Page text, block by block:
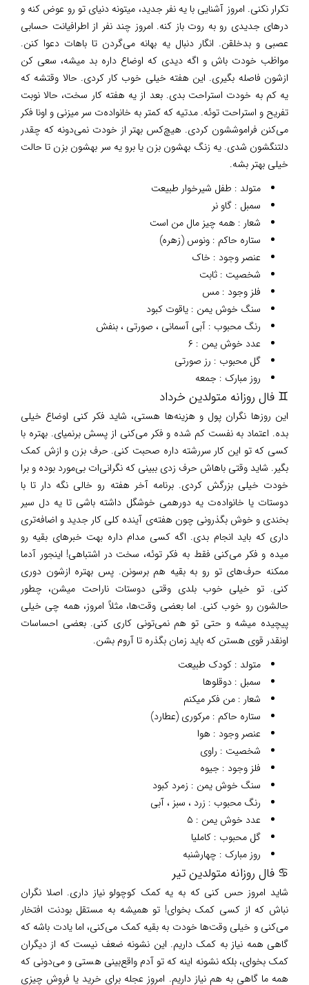
تکرار نکنی. امروز آشنایی با یه نفر جدید، میتونه دنیای تو رو عوض کنه و
درهای جدیدی رو به روت باز کنه. امروز چند نفر از اطرافیانت حسابی
عصبی و بدخلقن. انگار دنبال یه بهانه می‌گردن تا باهات دعوا کنن.
مواظب خودت باش و اگه دیدی که اوضاع داره بد میشه، سعی کن
ازشون فاصله بگیری. این هفته خیلی خوب کار کردی. حالا وقتشه که
یه کم به خودت استراحت بدی. بعد از یه هفته کار سخت، حالا نوبت
تفریح و استراحت توئه. مدتیه که کمتر به خانواده‌ت سر میزنی و اونا فکر
می‌کنن فراموششون کردی. هیچ‌کس بهتر از خودت نمی‌دونه که چقدر
دلتنگشون شدی. یه زنگ بهشون بزن یا برو یه سر بهشون بزن تا حالت
خیلی بهتر بشه.
متولد : طفل شیرخوار طبیعت
سمبل : گاو نر
شعار : همه چیز مال من است
ستاره حاکم : ونوس (زهره)
عنصر وجود : خاک
شخصیت : ثابت
فلز وجود : مس
سنگ خوش یمن : یاقوت کبود
رنگ محبوب : آبی آسمانی ، صورتی ، بنفش
عدد خوش یمن : ۶
گل محبوب : رز صورتی
روز مبارک : جمعه
♊ فال روزانه متولدین خرداد
این روزها نگران پول و هزینه‌ها هستی، شاید فکر کنی اوضاع خیلی
بده. اعتماد به نفست کم شده و فکر می‌کنی از پسش برنمیای. بهتره با
کسی که تو این کار سررشته داره صحبت کنی. حرف بزن و ازش کمک
بگیر. شاید وقتی باهاش حرف زدی ببینی که نگرانی‌ات بی‌مورد بوده و برا
خودت خیلی بزرگش کردی. برنامه آخر هفته رو خالی نگه دار تا با
دوستات یا خانواده‌ت یه دورهمی خوشگل داشته باشی تا یه دل سیر
بخندی و خوش بگذرونی چون هفته‌ی آینده کلی کار جدید و اضافه‌تری
داری که باید انجام بدی. اگه کسی مدام داره بهت خبرهای بقیه رو
میده و فکر می‌کنی فقط به فکر توئه، سخت در اشتباهی! اینجور آدما
ممکنه حرف‌های تو رو به بقیه هم برسونن. پس بهتره ازشون دوری
کنی. تو خیلی خوب بلدی وقتی دوستات ناراحت میشن، چطور
حالشون رو خوب کنی. اما بعضی وقت‌ها، مثلاً امروز، همه چی خیلی
پیچیده میشه و حتی تو هم نمی‌تونی کاری کنی. بعضی احساسات
اونقدر قوی هستن که باید زمان بگذره تا آروم بشن.
متولد : کودک طبیعت
سمبل : دوقلوها
شعار : من فکر میکنم
ستاره حاکم : مرکوری (عطارد)
عنصر وجود : هوا
شخصیت : راوی
فلز وجود : جیوه
سنگ خوش یمن : زمرد کبود
رنگ محبوب : زرد ، سبز ، آبی
عدد خوش یمن : ۵
گل محبوب : کاملیا
روز مبارک : چهارشنبه
♋ فال روزانه متولدین تیر
شاید امروز حس کنی که به یه کمک کوچولو نیاز داری. اصلا نگران
نباش که از کسی کمک بخوای! تو همیشه به مستقل بودنت افتخار
می‌کنی و خیلی وقت‌ها خودت به بقیه کمک می‌کنی، اما یادت باشه که
گاهی همه نیاز به کمک داریم. این نشونه ضعف نیست که از دیگران
کمک بخوای، بلکه نشونه اینه که تو آدم واقع‌بینی هستی و می‌دونی که
همه ما گاهی به هم نیاز داریم. امروز عجله برای خرید یا فروش چیزی